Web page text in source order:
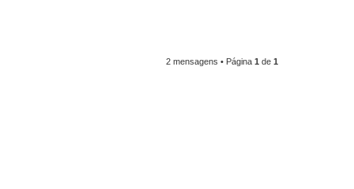
2 mensagens • Página 1 de 1